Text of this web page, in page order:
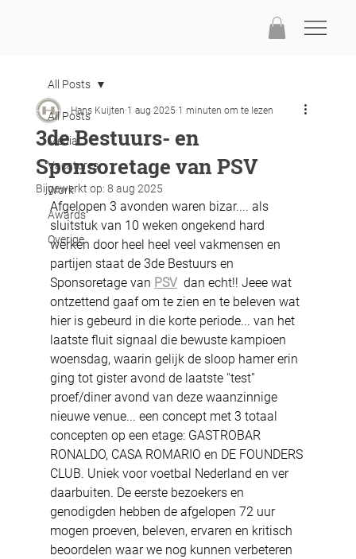
All Posts
Media
Vacatures
Work
Awards
Overige
All Posts
3de Bestuurs- en
Sponsoretage van PSV
Hans Kuijten 1 aug 2025 1 minuten om te lezen
Bijgewerkt op: 8 aug 2025
Afgelopen 3 avonden waren bizar.... als
sluitstuk van 10 weken ongekend hard
werken door heel heel veel vakmensen en
partijen staat de 3de Bestuurs en
Sponsoretage van PSV dan echt!! Jeee wat
ontzettend gaaf om te zien en te beleven wat
hier is gebeurd in die korte periode... van het
laatste fluit signaal die bewuste kampioen
woensdag, waarin gelijk de sloop hamer erin
ging tot gister avond de laatste ''test''
proef/diner avond van deze waanzinnige
nieuwe venue... een concept met 3 totaal
concepten op een etage: GASTROBAR
RONALDO, CASA ROMARIO en DE FOUNDERS
CLUB. Uniek voor voetbal Nederland en ver
daarbuiten. De eerste bezoekers en
genodigden hebben de afgelopen 72 uur
mogen proeven, beleven, ervaren en kritisch
beoordelen waar we nog kunnen verbeteren